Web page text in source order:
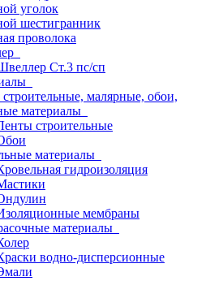
уголок
шестигранник
проволока
Ст.3 пс/сп
малярные, обои,
материалы
строительные
материалы
гидроизоляция
мембраны
материалы
водно-дисперсионные